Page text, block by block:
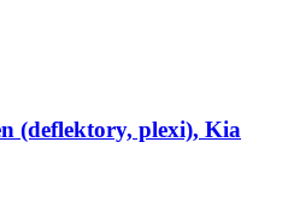
(deflektory, plexi), Kia